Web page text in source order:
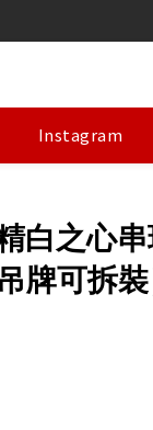
Instagram
之心串
牌可拆裝